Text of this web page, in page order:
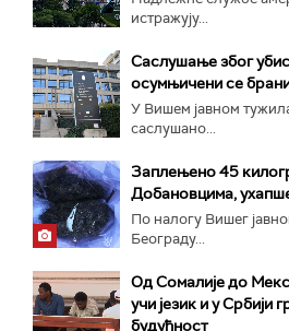
истражују...
Саслушање због
осумњичени се
У Вишем јавном
саслушано...
Заплењено 45
Добановцима,
По налогу Вишег
Београду...
Од Сомалије до
учи језик и у Србији
будућност